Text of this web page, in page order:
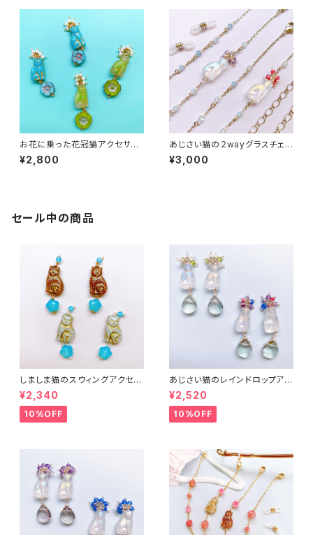
お花に乗った花冠猫アクセサリ
ー
¥2,800
あじさい猫の２wayグラスチェ
ーン１
¥3,000
セール中の商品
しましま猫のスウィングアクセサ
リー２
¥2,340
10%OFF
あじさい猫のレインドロップアク
セサリー３
¥2,520
10%OFF